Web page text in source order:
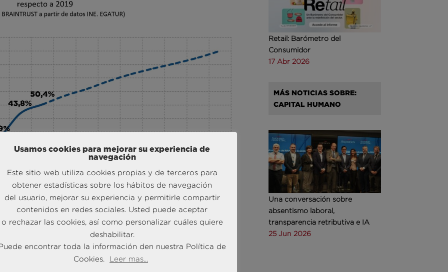
Barómetro Turístico, y Director de Turismo en BRAINTRUST, “La
Europa nos ha permitido una paulatina recuperación del turista
control exhaustivo del riesgo al contagio, España podría
en la Semana Santa del 2022. Los próximos meses van a ser
y un aumento de los movimientos, que facilitarían la
Retail: Barómetro del
Consumidor
17 Abr 2026
MÁS NOTICIAS SOBRE:
CAPITAL HUMANO
Una conversación sobre
absentismo laboral,
transparencia retributiva e IA
25 Jun 2026
Usamos cookies para mejorar su experiencia de
navegación
Este sitio web utiliza cookies propias y de terceros para
obtener estadísticas sobre los hábitos de navegación
del usuario, mejorar su experiencia y permitirle compartir
contenidos en redes sociales. Usted puede aceptar
o rechazar las cookies, así como personalizar cuáles quiere
deshabilitar.
encontrar toda la información den nuestra Política de
Cookies.
Leer mas...